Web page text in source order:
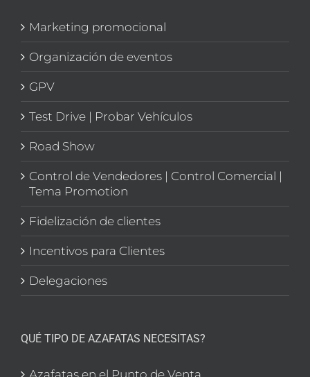
Marketing promocional
Organización de eventos
GPV
Test Drive | Probar Vehículos
Road Show
Control de Vendedores | Control Comercial |
Tema Promotion
Fidelización de clientes
Incentivos para Clientes
Delegaciones
QUÉ TIPO DE AZAFATAS NECESITAS?
Azafatas en el Punto de Venta